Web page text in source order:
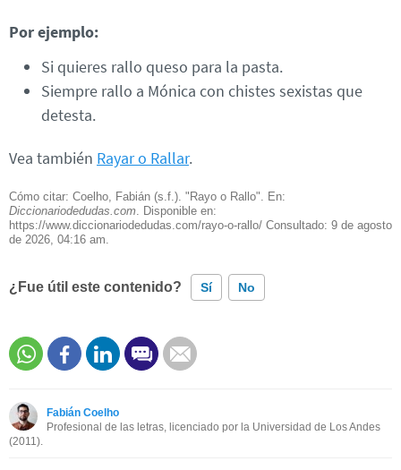
Por ejemplo:
Si quieres rallo queso para la pasta.
Siempre rallo a Mónica con chistes sexistas que
detesta.
Vea también Rayar o Rallar.
Cómo citar: Coelho, Fabián (s.f.). "Rayo o Rallo". En:
Diccionariodedudas.com. Disponible en:
https://www.diccionariodedudas.com/rayo-o-rallo/ Consultado: 9 de agosto
de 2026, 04:16 am.
¿Fue útil este contenido? Sí No
Este contenido contiene información incorrecta
OtroFabián Coelho
Profesional de las letras, licenciado por la Universidad de Los Andes
(2011).